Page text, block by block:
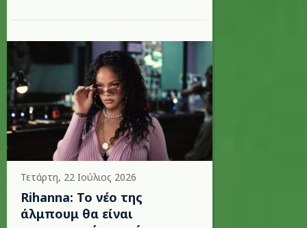
Τετάρτη, 22 Ιούλιος 2026
Rihanna: Το νέο της
άλμπουμ θα είναι